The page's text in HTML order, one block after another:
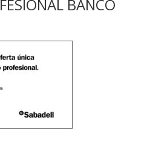
BANCO